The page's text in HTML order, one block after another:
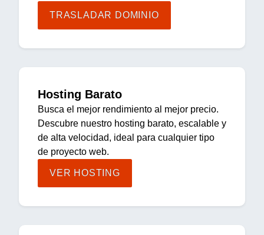
TRASLADAR DOMINIO
Hosting Barato
Busca el mejor rendimiento al mejor precio.
Descubre nuestro hosting barato, escalable y
de alta velocidad, ideal para cualquier tipo
de proyecto web.
VER HOSTING